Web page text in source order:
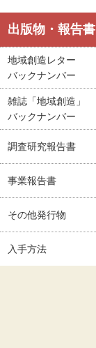
出版物・報告書
地域創造レター
バックナンバー
雑誌「地域創造」
バックナンバー
調査研究報告書
事業報告書
その他発行物
入手方法